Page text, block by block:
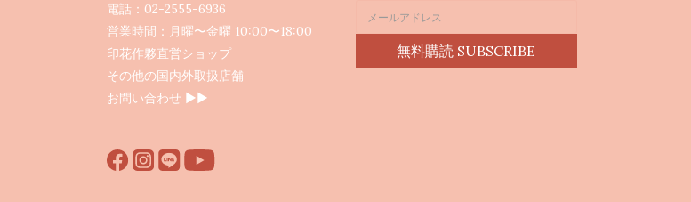
電話：02-2555-6936
営業時間：月曜〜金曜 10:00〜18:00
印花作夥直営ショップ
その他の国内外取扱店舗
お問い合わせ ▶︎▶︎
無料購読 SUBSCRIBE